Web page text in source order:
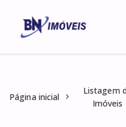
Página inicial
Listagem
Imóveis